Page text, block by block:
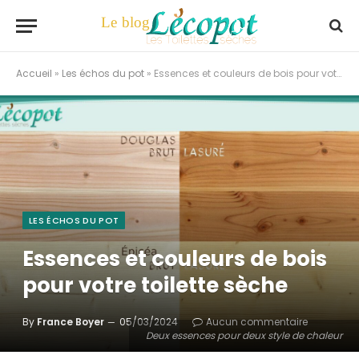
Accueil » Les échos du pot » Essences et couleurs de bois pour votre toilette sèche
Deux essences pour deux style de chaleur
LES ÉCHOS DU POT
Essences et couleurs de bois
pour votre toilette sèche
By France Boyer 05/03/2024 Aucun commentaire